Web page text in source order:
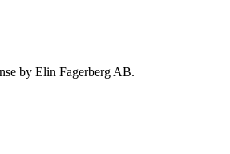
by Elin Fagerberg AB.